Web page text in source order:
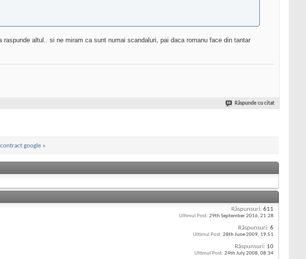
altul.. si ne miram ca sunt numai scandaluri, pai daca romanu face din tantar
Răspunde cu citat
contract google »
Răspunsuri: 611
Ultimul Post: 29th September 2016, 21:28
Răspunsuri: 6
Ultimul Post: 28th June 2009, 19:51
Răspunsuri: 10
Ultimul Post: 24th July 2008, 08:34